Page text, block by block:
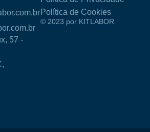
57 -
Política de Cookies
© 2023 por KITLABOR